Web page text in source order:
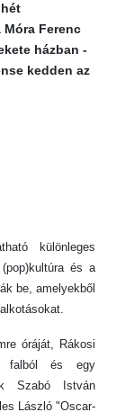
Móra Ferenc
házban -
kedden az
különleges
és a
be, amelyekből
óráját, Rákosi
falból és egy
Szabó István
László "Oscar-